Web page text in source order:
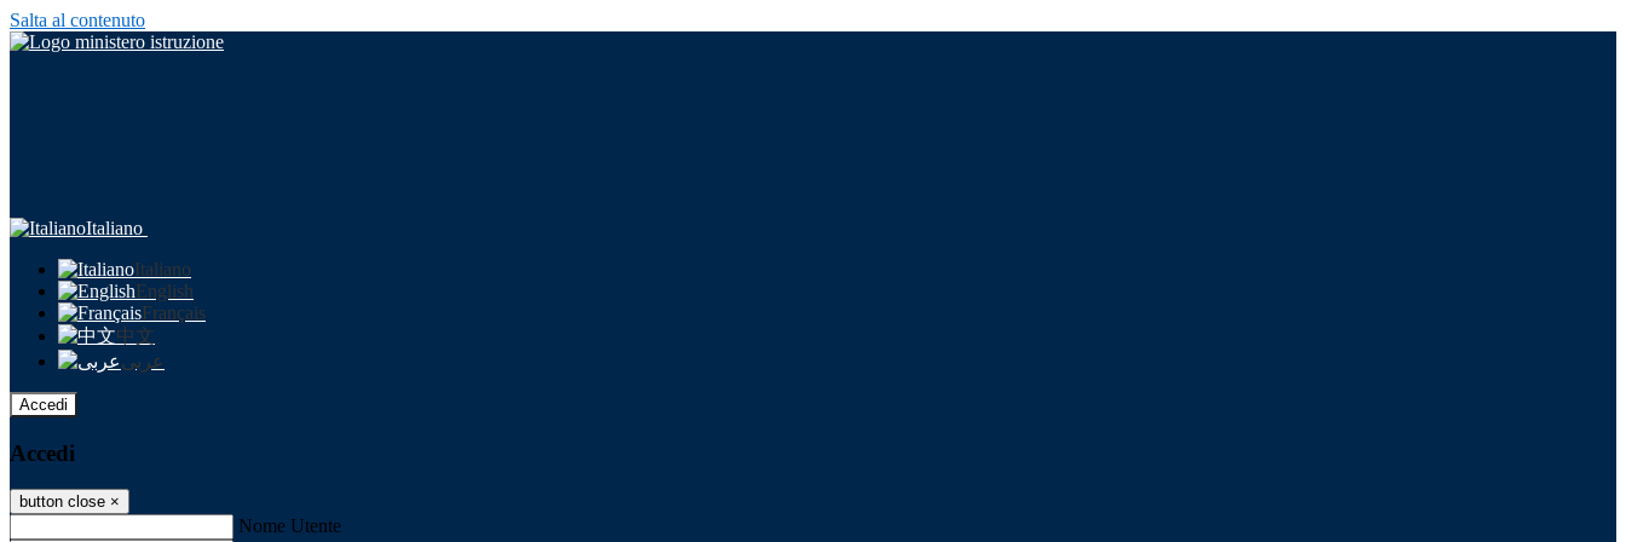
Salta al contenuto
Italiano
Italiano
English
Français
中文
عربى
Accedi
Accedi
button close ×
Nome Utente